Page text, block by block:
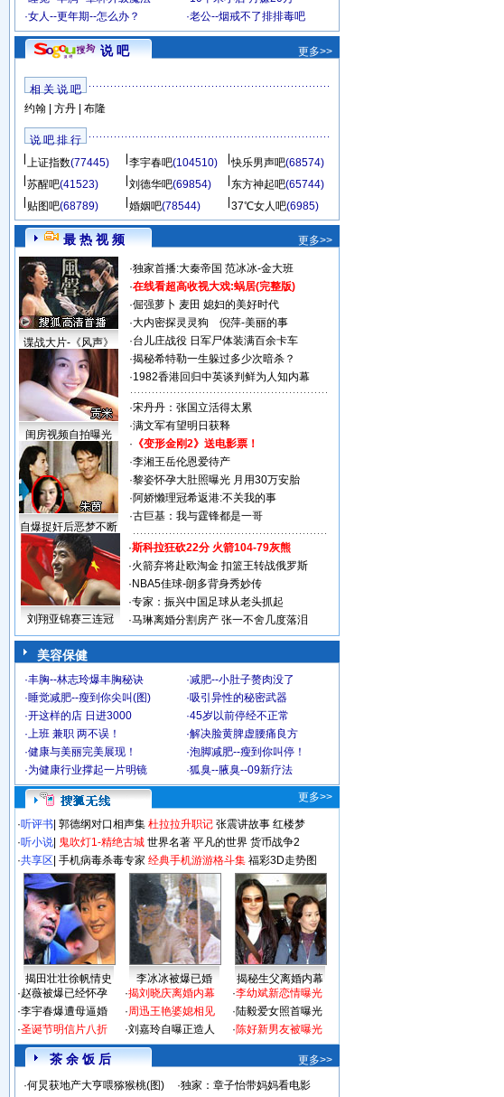
·女人--更年期--怎么办？ ·老公--烟戒不了排排毒吧
说 吧 更多>>
相 关 说 吧
约翰| 方丹| 布隆
说 吧 排 行
上证指数(77445) 李宇春吧(104510) 快乐男声吧(68574)
苏醒吧(41523) 刘德华吧(69854) 东方神起吧(65744)
贴图吧(68789) 婚姻吧(78544) 37℃女人吧(6985)
最 热 视 频 更多>>
谍战大片-《风声》
闺房视频自拍曝光
自爆捉奸后恶梦不断
·独家首播:大秦帝国 范冰冰-金大班
·在线看超高收视大戏:蜗居(完整版)
·倔强萝卜 麦田 媳妇的美好时代
·大内密探灵灵狗
倪萍-美丽的事
·台儿庄战役 日军尸体装满百余卡车
·揭秘希特勒一生躲过多少次暗杀？
·1982香港回归中英谈判鲜为人知内幕
·宋丹丹：张国立活得太累
·满文军有望明日获释
· 《变形金刚2》送电影票！
·李湘王岳伦恩爱待产
·黎姿怀孕大肚照曝光 月用30万安胎
·阿娇懒理冠希返港:不关我的事
·古巨基：我与霆锋都是一哥
刘翔亚锦赛三连冠
·斯科拉狂砍22分 火箭104-79灰熊
·火箭弃将赴欧淘金 扣篮王转战俄罗斯
· NBA5佳球-朗多背身秀妙传
·专家：振兴中国足球从老头抓起
·马琳离婚分割房产 张一不舍几度落泪
美容保健
·丰胸--林志玲爆丰胸秘诀 ·减肥--小肚子赘肉没了
·睡觉减肥--瘦到你尖叫(图) ·吸引异性的秘密武器
·开这样的店 日进3000 ·45岁以前停经不正常
·上班 兼职 两不误！ ·解决脸黄脾虚腰痛良方
·健康与美丽完美展现！ ·泡脚减肥--瘦到你叫停！
·为健康行业撑起一片明镜 ·狐臭--腋臭--09新疗法
更多>>
·听评书 郭德纲对口相声集 杜拉拉升职记 张震讲故事 红楼梦
·听小说 鬼吹灯1-精绝古城 世界名著 平凡的世界 货币战争2
·共享区 手机病毒杀毒专家 经典手机游游格斗集 福彩3D走势图
揭田壮壮徐帆情史 李冰冰被爆已婚
揭秘生父离婚内幕
·赵薇被爆已经怀孕
·李宇春爆遭母逼婚
·圣诞节明信片八折
·揭刘晓庆离婚内幕
·周迅王艳婆媳相见
·刘嘉玲自曝正造人
·李幼斌新恋情曝光
·陆毅爱女照首曝光
·陈好新男友被曝光
茶 余 饭 后
更多>>
·何炅获地产大亨喂猕猴桃(图) ·独家：章子怡带妈妈看电影